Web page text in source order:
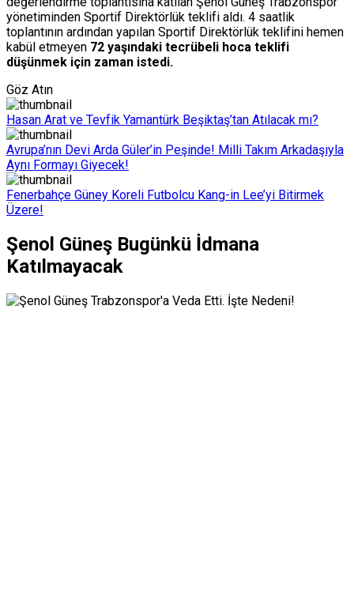
yönetiminden Sportif Direktörlük teklifi aldı. 4 saatlik
toplantının ardından yapılan Sportif Direktörlük teklifini hemen
kabül etmeyen 72 yaşındaki tecrübeli hoca teklifi
düşünmek için zaman istedi.
Göz Atın
Hasan Arat ve Tevfik Yamantürk Beşiktaş’tan Atılacak mı?
Avrupa’nın Devi Arda Güler’in Peşinde! Milli Takım Arkadaşıyla
Aynı Formayı Giyecek!
Fenerbahçe Güney Koreli Futbolcu Kang-in Lee’yi Bitirmek
Üzere!
Şenol Güneş Bugünkü İdmana
Katılmayacak